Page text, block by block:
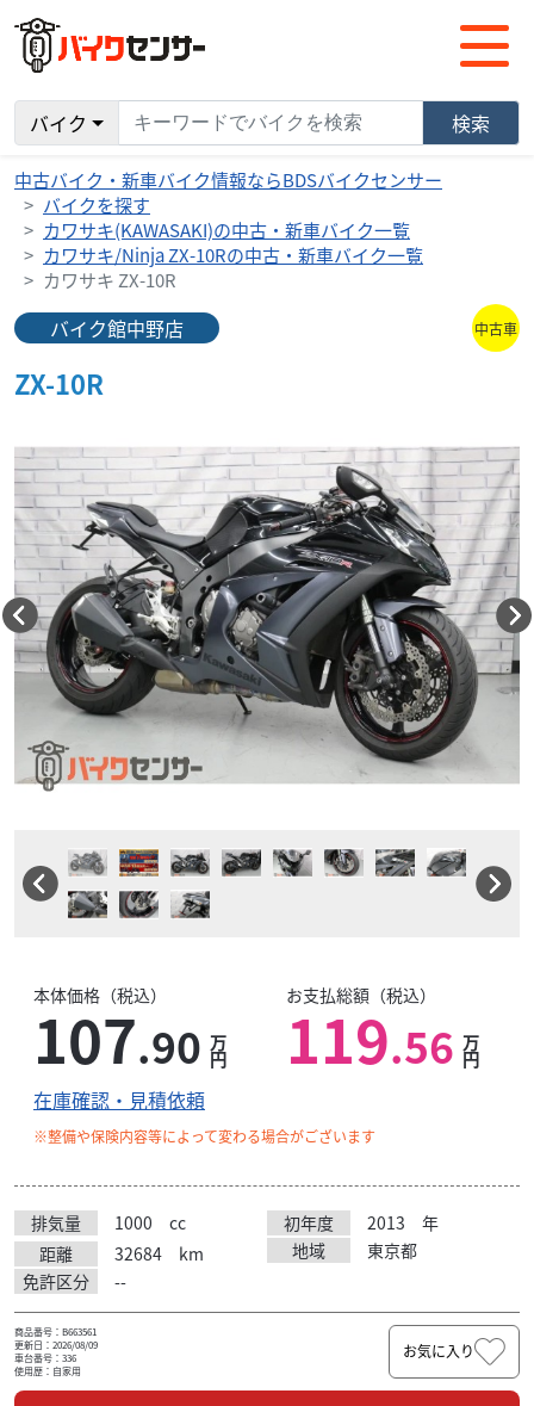
バイク 検索
中古バイク・新車バイク情報ならBDSバイクセンサー
バイクを探す
カワサキ(KAWASAKI)の中古・新車バイク一覧
カワサキ/Ninja ZX-10Rの中古・新車バイク一覧
カワサキ ZX-10R
バイク館中野店 中古車
ZX-10R
本体価格（税込）
107.90 万
円
お支払総額（税込）
119.56 万
円
在庫確認・見積依頼
※整備や保険内容等によって変わる場合がございます
排気量 1000 cc 初年度 2013
年
距離
32684 km 地域
東京都
免許区分
--
商品番号：B663561
更新日：2026/08/09
車台番号：336
使用歴：自家用
お気に入り